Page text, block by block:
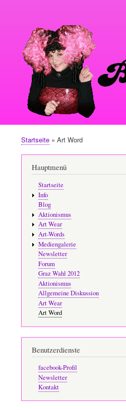
Pfadnavigation
Startseite Art Word
Hauptmenü
Startseite
Info
Blog
Aktionismus
Art Wear
Art-Words
Mediengalerie
Newsletter
Forum
Graz Wahl 2012
Aktionismus
Allgemeine Diskussion
Art Wear
Art Word
Benutzerdienste
facebook-Profil
Newsletter
Kontakt